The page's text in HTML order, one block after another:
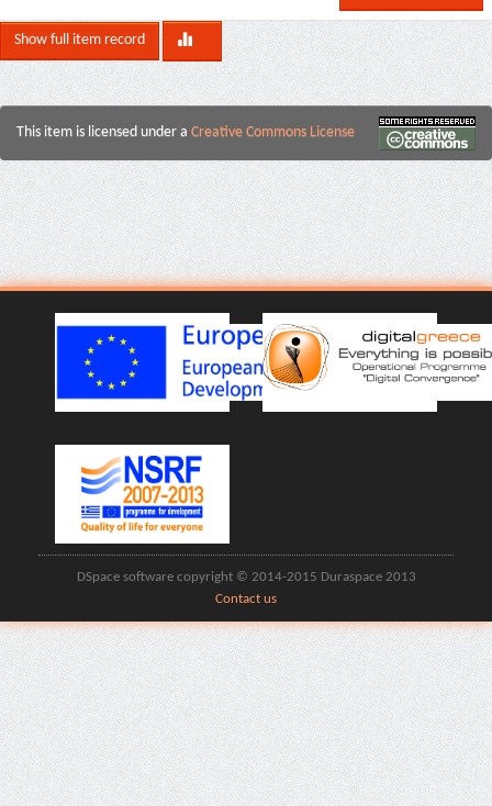
Show full item record
This item is licensed under a Creative Commons License
DSpace software copyright © 2014-2015 Duraspace 2013
Contact us